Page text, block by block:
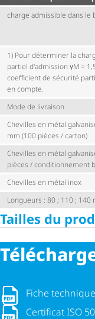
charge admissible dans le
1) Pour déterminer la
partiel d'admission γM =
coefficient de sécurité
en compte.
Mode de livraison
Chevilles en métal
mm (100 pièces / carton)
Chevilles en métal
pièces / condi­tion­ne­ment
Chevilles en métal inox
Longueurs : 80 ; 110 ; 140
Tailles du
Fiche
Fiche technique -
Certificat ISO
Certificat ISO 50.001